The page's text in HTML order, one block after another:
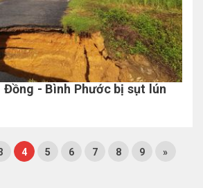
- Bình Phước bị sụt lún
4 5 6 7 8 9 »